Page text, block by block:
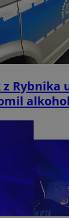
Rybnika